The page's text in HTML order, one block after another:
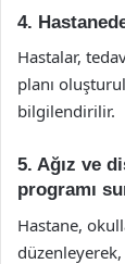
4.
Hastalar,
planı
bilgilendirilir.
5. Ağız ve
programı
Hastane,